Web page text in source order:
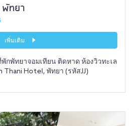
พัทยา
เพิ่มเติม
กพัทยาจอมเทียน ติดหาด ห้องวิวทะเล
Thani Hotel, พัทยา (รหัสJJ)